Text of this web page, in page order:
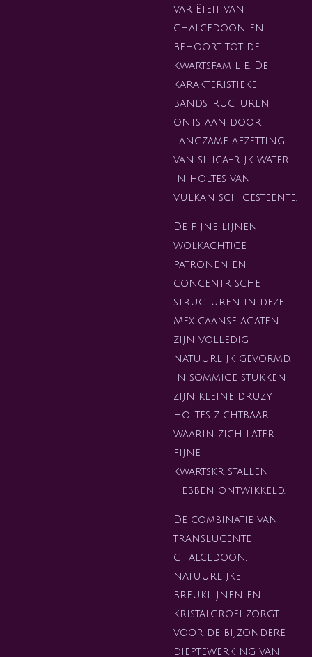
variëteit van
chalcedoon en
behoort tot de
kwartsfamilie. De
karakteristieke
bandstructuren
ontstaan door
langzame afzetting
van silica-rijk water
in holtes van
vulkanisch gesteente.
De fijne lijnen,
wolkachtige
patronen en
concentrische
structuren in deze
Mexicaanse agaten
zijn volledig
natuurlijk gevormd.
In sommige stukken
zijn kleine druzy
holtes zichtbaar
waarin zich later
fijne
kwartskristallen
hebben ontwikkeld.
De combinatie van
translucente
chalcedoon,
natuurlijke
breuklijnen en
kristalgroei zorgt
voor de bijzondere
dieptewerking van